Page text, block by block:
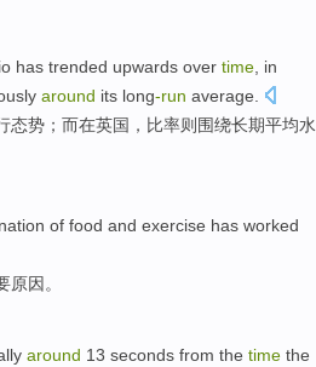
has trended upwards over time in
around its long-run average
态势；而在英国 ，比率则 围绕长期平均水
of food and exercise has worked
原因。
around 13 seconds from the time the